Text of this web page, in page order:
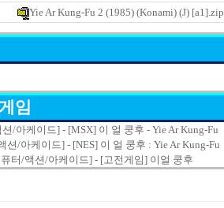
Yie Ar Kung-Fu 2 (1985) (Konami) (J) [a1].zip
임
/아케이드] - [MSX] 이 얼 쿵후 - Yie Ar Kung-Fu
션/아케이드] - [NES] 이 얼 쿵후 : Yie Ar Kung-Fu
터/액션/아케이드] - [고전게임] 이얼 쿵후